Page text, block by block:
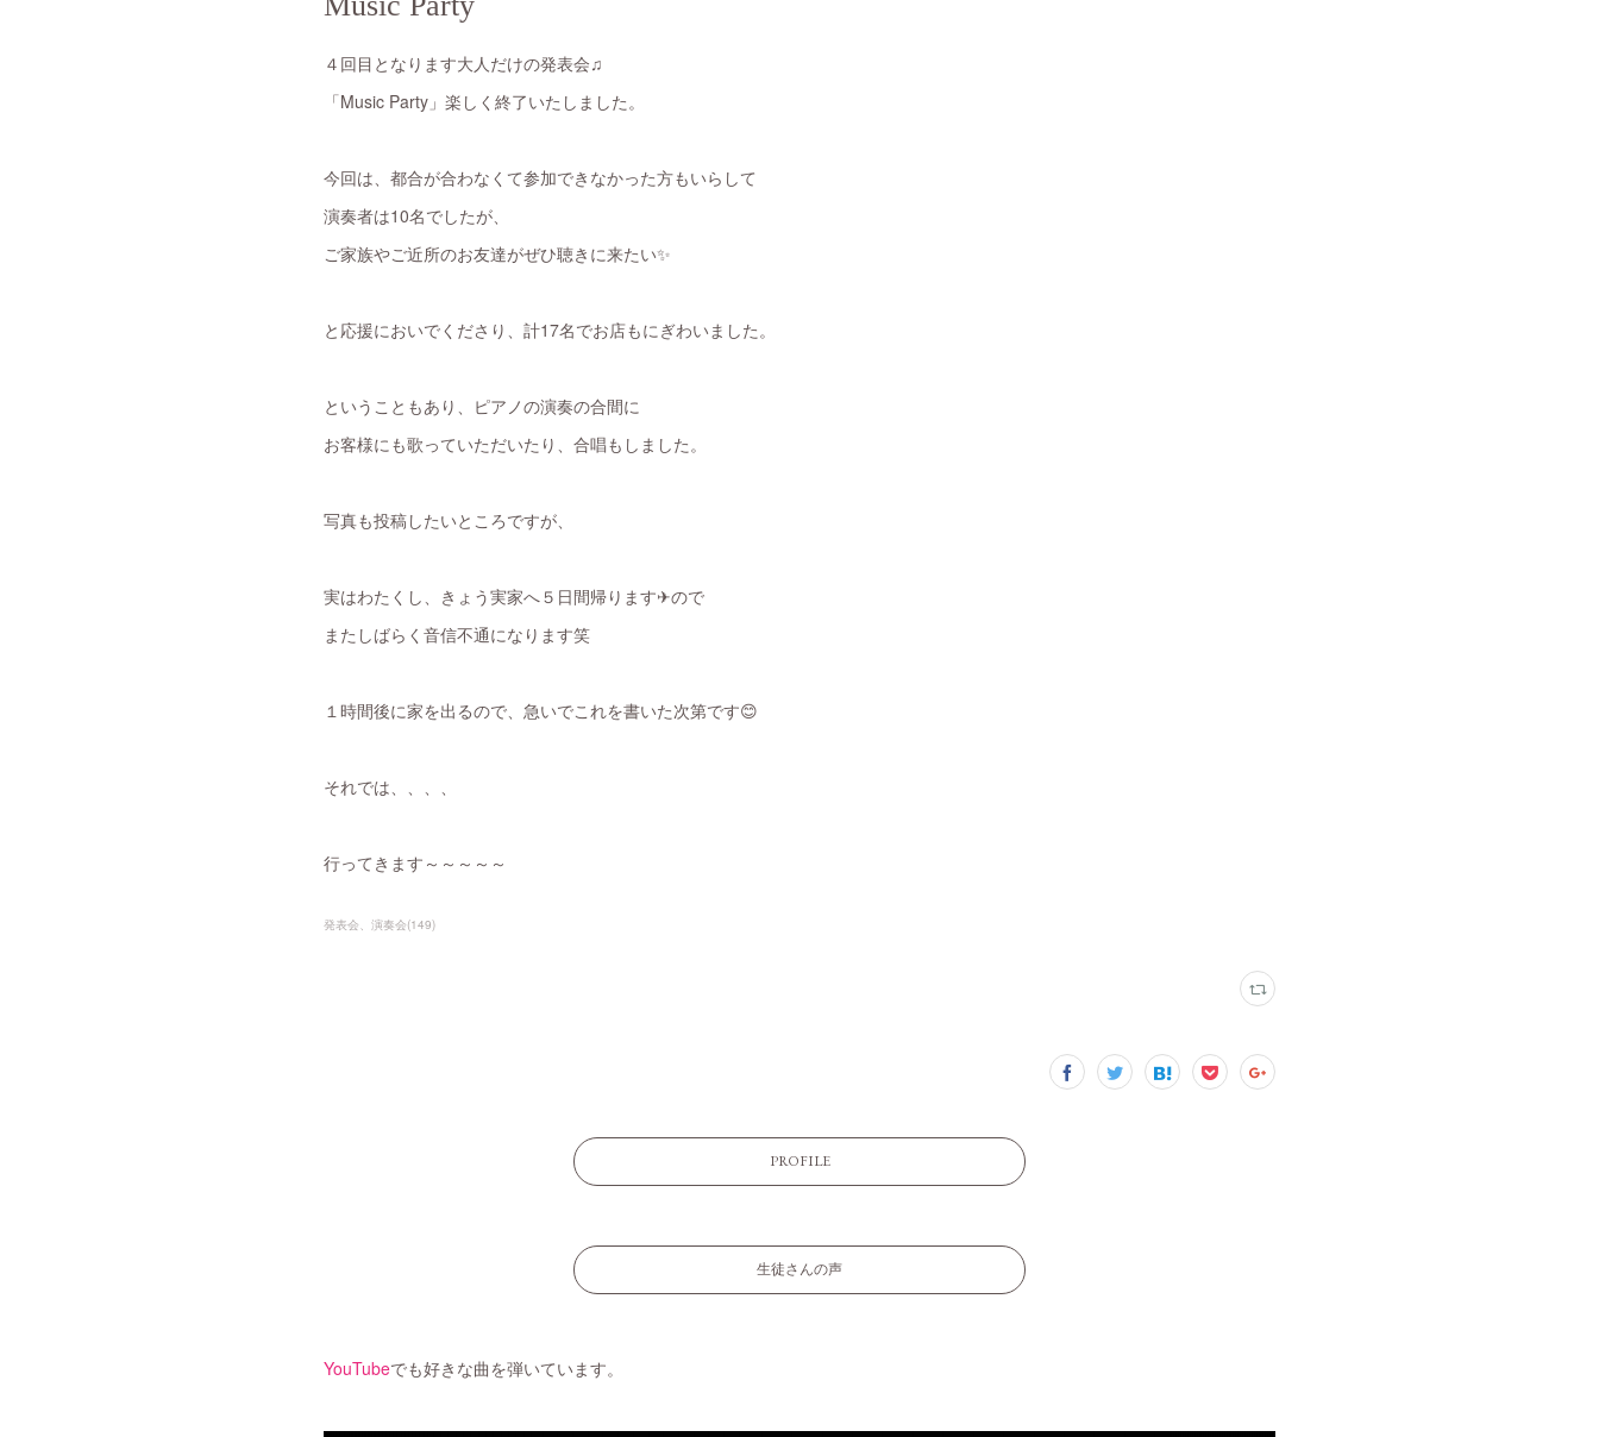
４回目となります大人だけの発表会♫
「Music Party」楽しく終了いたしました。
今回は、都合が合わなくて参加できなかった方もいらして
演奏者は10名でしたが、
ご家族やご近所のお友達がぜひ聴きに来たい✨
と応援においでくださり、計17名でお店もにぎわいました。
ということもあり、ピアノの演奏の合間に
お客様にも歌っていただいたり、合唱もしました。
写真も投稿したいところですが、
実はわたくし、きょう実家へ５日間帰ります✈ので
またしばらく音信不通になります笑
１時間後に家を出るので、急いでこれを書いた次第です😊
それでは、、、、
行ってきます～～～～～
発表会、演奏会(149)
PROFILE
生徒さんの声
YouTubeでも好きな曲を弾いています。